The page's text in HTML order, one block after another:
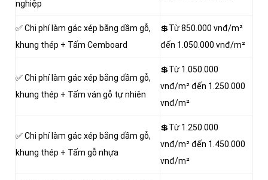
nghiệp
✅ Chi phí làm gác xép bằng dầm gỗ,
khung thép + Tấm Cemboard
💲Từ 850.000 vnđ/m²
đến 1.050.000 vnđ/m²
✅ Chi phí làm gác xép bằng dầm gỗ,
khung thép + Tấm ván gỗ tự nhiên
💲Từ 1.050.000
vnđ/m² đến 1.250.000
vnđ/m²
✅ Chi phí làm gác xép bằng dầm gỗ,
khung thép + Tấm gỗ nhựa
💲Từ 1.250.000
vnđ/m² đến 1.450.000
vnđ/m²